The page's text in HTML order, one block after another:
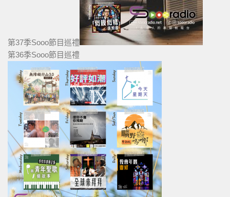
第37季Sooo節目巡禮
第36季Sooo節目巡禮